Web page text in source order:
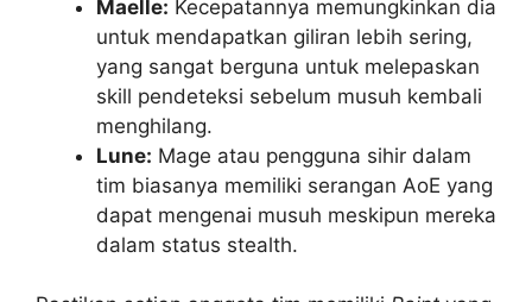
Maelle: Kecepatannya memungkinkan dia
untuk mendapatkan giliran lebih sering,
yang sangat berguna untuk melepaskan
skill pendeteksi sebelum musuh kembali
menghilang.
Lune: Mage atau pengguna sihir dalam
tim biasanya memiliki serangan AoE yang
dapat mengenai musuh meskipun mereka
dalam status stealth.